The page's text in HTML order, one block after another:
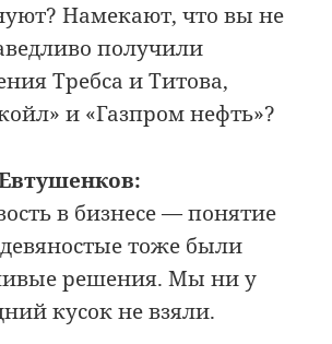
Намекают, что вы не
получили
Требса и Титова,
и «Газпром нефть»?
в бизнесе — понятие
тоже были
решения. Мы ни у
кусок не взяли.